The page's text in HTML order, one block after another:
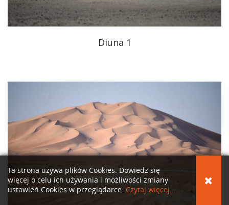
Diuna 1
Ta strona używa plików Cookies. Dowiedz się
więcej o celu ich używania i możliwości zmiany
ustawień Cookies w przeglądarce. Czytaj więcej...